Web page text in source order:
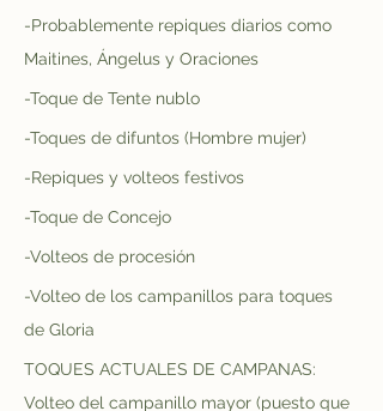
-Probablemente repiques diarios como
Maitines, Ángelus y Oraciones
-Toque de Tente nublo
-Toques de difuntos (Hombre mujer)
-Repiques y volteos festivos
-Toque de Concejo
-Volteos de procesión
-Volteo de los campanillos para toques
de Gloria
TOQUES ACTUALES DE CAMPANAS:
Volteo del campanillo mayor (puesto que